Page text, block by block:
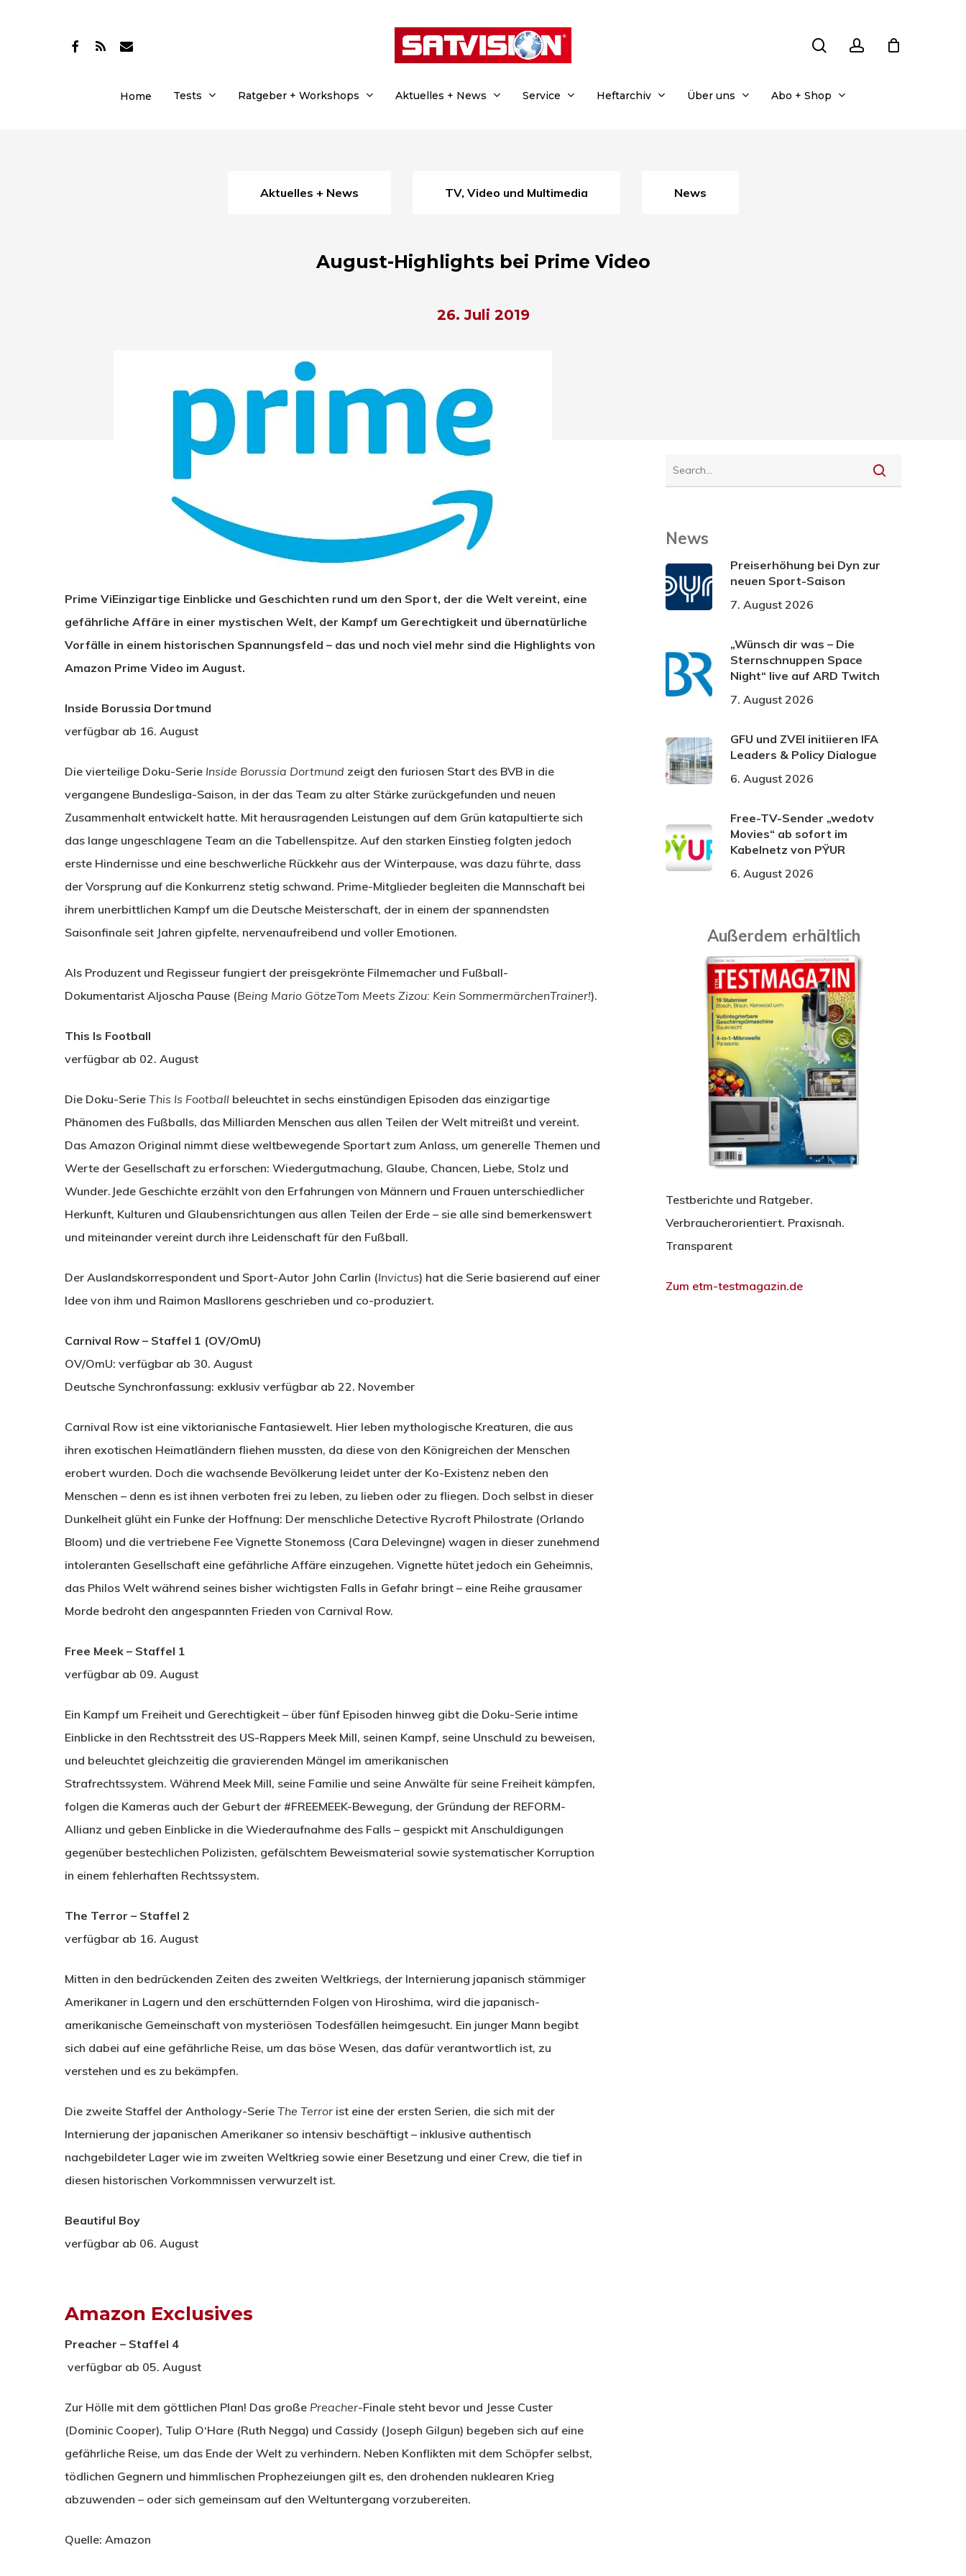
Drücken Sie Enter zum Suchen oder ESC zum Schließen.
facebook
RSS email
Home Tests Ratgeber + Workshops Aktuelles + News Service Heftarchiv Über uns Abo + Shop
Aktuelles + News TV, Video und Multimedia News
August-Highlights bei Prime Video
26. Juli 2019
Prime ViEinzigartige Einblicke und Geschichten rund um den Sport, der die Welt vereint, eine
gefährliche Affäre in einer mystischen Welt, der Kampf um Gerechtigkeit und übernatürliche
Vorfälle in einem historischen Spannungsfeld – das und noch viel mehr sind die Highlights von
Amazon Prime Video im August.
Inside Borussia Dortmund
verfügbar ab 16. August
Die vierteilige Doku-Serie Inside Borussia Dortmund zeigt den furiosen Start des BVB in die
vergangene Bundesliga-Saison, in der das Team zu alter Stärke zurückgefunden und neuen
Zusammenhalt entwickelt hatte. Mit herausragenden Leistungen auf dem Grün katapultierte sich
das lange ungeschlagene Team an die Tabellenspitze. Auf den starken Einstieg folgten jedoch
erste Hindernisse und eine beschwerliche Rückkehr aus der Winterpause, was dazu führte, dass
der Vorsprung auf die Konkurrenz stetig schwand. Prime-Mitglieder begleiten die Mannschaft bei
ihrem unerbittlichen Kampf um die Deutsche Meisterschaft, der in einem der spannendsten
Saisonfinale seit Jahren gipfelte, nervenaufreibend und voller Emotionen.
Als Produzent und Regisseur fungiert der preisgekrönte Filmemacher und Fußball-
Dokumentarist Aljoscha Pause (Being Mario GötzeTom Meets Zizou: Kein SommermärchenTrainer!).
This Is Football
verfügbar ab 02. August
Die Doku-Serie This Is Football beleuchtet in sechs einstündigen Episoden das einzigartige
Phänomen des Fußballs, das Milliarden Menschen aus allen Teilen der Welt mitreißt und vereint.
Das Amazon Original nimmt diese weltbewegende Sportart zum Anlass, um generelle Themen und
Werte der Gesellschaft zu erforschen: Wiedergutmachung, Glaube, Chancen, Liebe, Stolz und
Wunder.Jede Geschichte erzählt von den Erfahrungen von Männern und Frauen unterschiedlicher
Herkunft, Kulturen und Glaubensrichtungen aus allen Teilen der Erde – sie alle sind bemerkenswert
und miteinander vereint durch ihre Leidenschaft für den Fußball.
Der Auslandskorrespondent und Sport-Autor John Carlin (Invictus) hat die Serie basierend auf einer
Idee von ihm und Raimon Masllorens geschrieben und co-produziert.
Carnival Row – Staffel 1 (OV/OmU)
OV/OmU: verfügbar ab 30. August
Deutsche Synchronfassung: exklusiv verfügbar ab 22. November
Carnival Row ist eine viktorianische Fantasiewelt. Hier leben mythologische Kreaturen, die aus
ihren exotischen Heimatländern fliehen mussten, da diese von den Königreichen der Menschen
erobert wurden. Doch die wachsende Bevölkerung leidet unter der Ko-Existenz neben den
Menschen – denn es ist ihnen verboten frei zu leben, zu lieben oder zu fliegen. Doch selbst in dieser
Dunkelheit glüht ein Funke der Hoffnung: Der menschliche Detective Rycroft Philostrate (Orlando
Bloom) und die vertriebene Fee Vignette Stonemoss (Cara Delevingne) wagen in dieser zunehmend
intoleranten Gesellschaft eine gefährliche Affäre einzugehen. Vignette hütet jedoch ein Geheimnis,
das Philos Welt während seines bisher wichtigsten Falls in Gefahr bringt – eine Reihe grausamer
Morde bedroht den angespannten Frieden von Carnival Row.
Free Meek – Staffel 1
verfügbar ab 09. August
Ein Kampf um Freiheit und Gerechtigkeit – über fünf Episoden hinweg gibt die Doku-Serie intime
Einblicke in den Rechtsstreit des US-Rappers Meek Mill, seinen Kampf, seine Unschuld zu beweisen,
und beleuchtet gleichzeitig die gravierenden Mängel im amerikanischen
Strafrechtssystem. Während Meek Mill, seine Familie und seine Anwälte für seine Freiheit kämpfen,
folgen die Kameras auch der Geburt der #FREEMEEK-Bewegung, der Gründung der REFORM-
Allianz und geben Einblicke in die Wiederaufnahme des Falls – gespickt mit Anschuldigungen
gegenüber bestechlichen Polizisten, gefälschtem Beweismaterial sowie systematischer Korruption
in einem fehlerhaften Rechtssystem.
The Terror – Staffel 2
verfügbar ab 16. August
Mitten in den bedrückenden Zeiten des zweiten Weltkriegs, der Internierung japanisch stämmiger
Amerikaner in Lagern und den erschütternden Folgen von Hiroshima, wird die japanisch-
amerikanische Gemeinschaft von mysteriösen Todesfällen heimgesucht. Ein junger Mann begibt
sich dabei auf eine gefährliche Reise, um das böse Wesen, das dafür verantwortlich ist, zu
verstehen und es zu bekämpfen.
Die zweite Staffel der Anthology-Serie The Terror ist eine der ersten Serien, die sich mit der
Internierung der japanischen Amerikaner so intensiv beschäftigt – inklusive authentisch
nachgebildeter Lager wie im zweiten Weltkrieg sowie einer Besetzung und einer Crew, die tief in
diesen historischen Vorkommnissen verwurzelt ist.
Beautiful Boy
verfügbar ab 06. August
Amazon Exclusives
Preacher – Staffel 4
verfügbar ab 05. August
Zur Hölle mit dem göttlichen Plan! Das große Preacher-Finale steht bevor und Jesse Custer
(Dominic Cooper), Tulip O‘Hare (Ruth Negga) und Cassidy (Joseph Gilgun) begeben sich auf eine
gefährliche Reise, um das Ende der Welt zu verhindern. Neben Konflikten mit dem Schöpfer selbst,
tödlichen Gegnern und himmlischen Prophezeiungen gilt es, den drohenden nuklearen Krieg
abzuwenden – oder sich gemeinsam auf den Weltuntergang vorzubereiten.
Quelle: Amazon
News
Preiserhöhung bei Dyn zur
neuen Sport-Saison
7. August 2026
„Wünsch dir was – Die
Sternschnuppen Space
Night“ live auf ARD Twitch
7. August 2026
GFU und ZVEI initiieren IFA
Leaders & Policy Dialogue
6. August 2026
Free-TV-Sender „wedotv
Movies“ ab sofort im
Kabelnetz von PŸUR
6. August 2026
Außerdem erhältlich
Testberichte und Ratgeber.
Verbraucherorientiert. Praxisnah.
Transparent
Zum etm-testmagazin.de